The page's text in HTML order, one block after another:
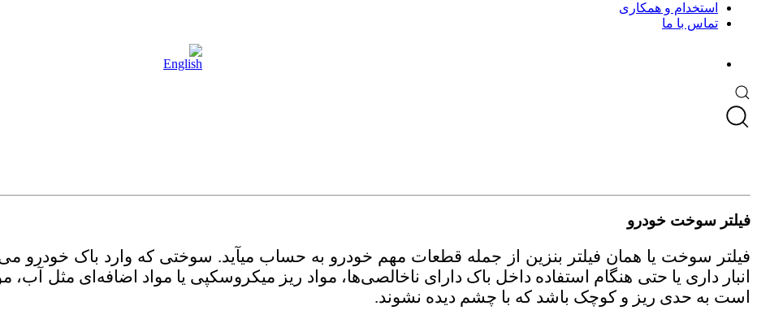
استخدام و همکاری
تماس با ما
فیلتر سوخت خودرو
فیلتر سوخت یا همان فیلتر بنزین از جمله قطعات مهم خودرو به حساب میآید. سوختی که وارد باک
انبار داری یا حتی هنگام استفاده داخل باک دارای ناخالصی‌ها، مواد ریز میکروسکپی یا مواد اضافه‌ای مثل
است به حدی ریز و کوچک باشد که با چشم دیده نشوند.